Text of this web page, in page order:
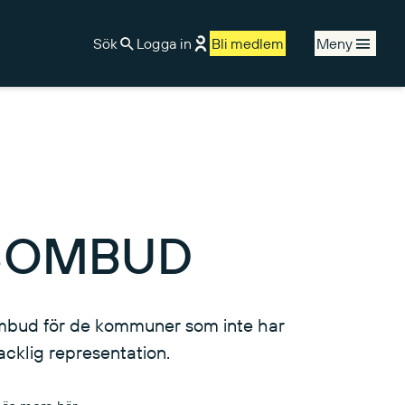
Sök Logga in Bli medlem Meny
för de kommuner som inte har
representation.